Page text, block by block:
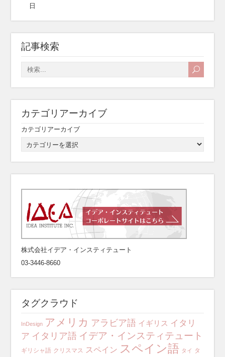
日
記事検索
カテゴリアーカイブ
カテゴリアーカイブ
株式会社イデア・インスティテュート
03-3446-8660
タグクラウド
InDesign アメリカ アラビア語 イギリス イタリ
ア イタリア語 イデア・インスティテュート
ギリシャ語 クリスマス スペイン スペイン語 タイ タ